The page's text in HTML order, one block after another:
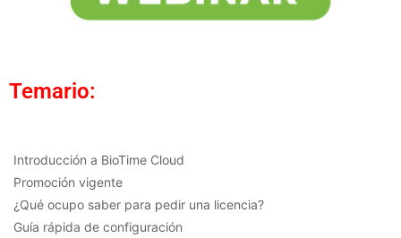
Temario:
Introducción a BioTime Cloud
Promoción vigente
¿Qué ocupo saber para pedir una licencia?
Guía rápida de configuración